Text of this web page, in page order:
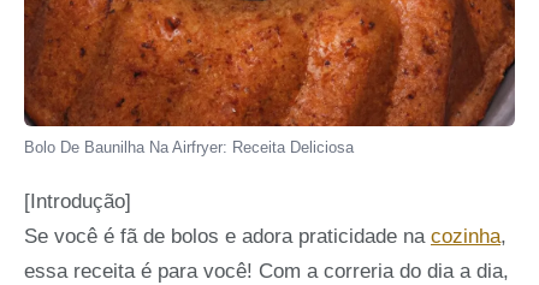
Bolo De Baunilha Na Airfryer: Receita Deliciosa
[Introdução]
Se você é fã de bolos e adora praticidade na cozinha,
essa receita é para você! Com a correria do dia a dia,